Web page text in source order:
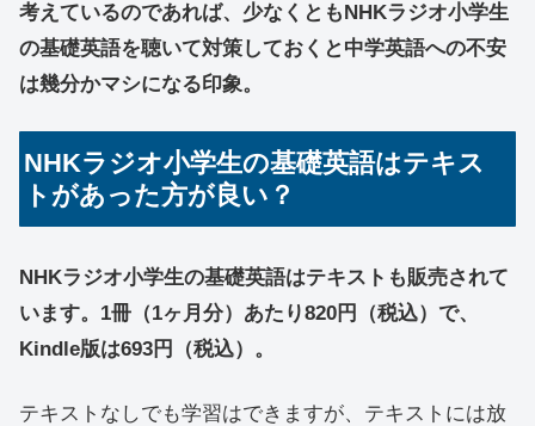
考えているのであれば、少なくともNHKラジオ小学生
の基礎英語を聴いて対策しておくと中学英語への不安
は幾分かマシになる印象。
NHKラジオ小学生の基礎英語はテキス
トがあった方が良い？
NHKラジオ小学生の基礎英語はテキストも販売されて
います。1冊（1ヶ月分）あたり820円（税込）で、
Kindle版は693円（税込）。
テキストなしでも学習はできますが、テキストには放